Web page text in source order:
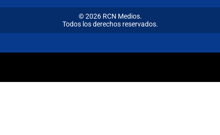
© 2026 RCN Medios.
Todos los derechos reservados.